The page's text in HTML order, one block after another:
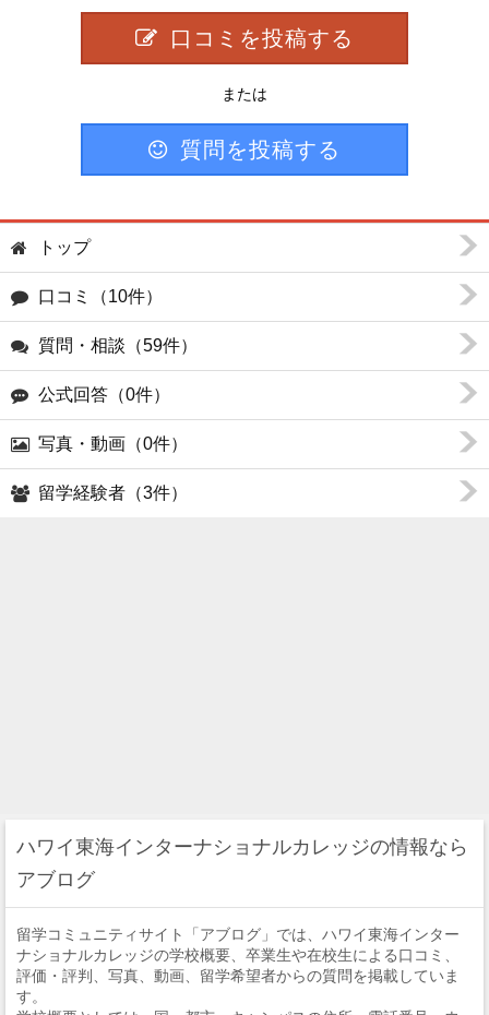
口コミを投稿する
または
質問を投稿する
トップ
口コミ（10件）
質問・相談（59件）
公式回答（0件）
写真・動画（0件）
留学経験者（3件）
ハワイ東海インターナショナルカレッジの情報なら
アブログ
留学コミュニティサイト「アブログ」では、ハワイ東海インター
ナショナルカレッジの学校概要、卒業生や在校生による口コミ、
評価・評判、写真、動画、留学希望者からの質問を掲載していま
す。